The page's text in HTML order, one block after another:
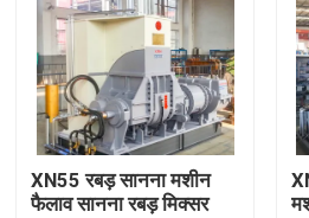
उत्पादों
वीडियो
हमारे बारे में
XN55 रबड़ सानना मशीन
फैलाव सानना रबड़ मिक्सर